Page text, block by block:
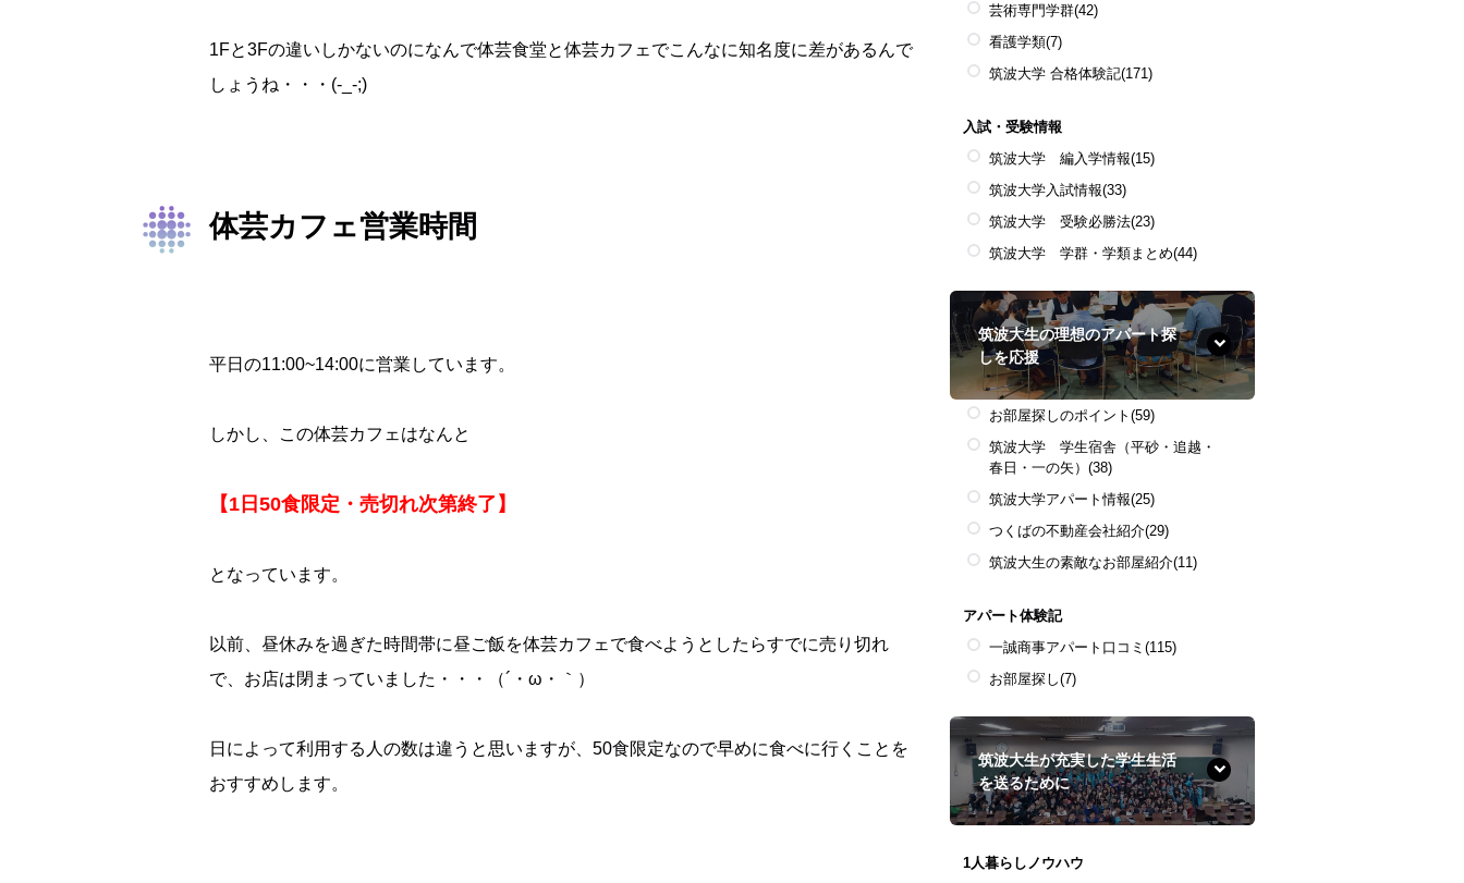
1Fと3Fの違いしかないのになんで体芸食堂と体芸カフェでこんなに知名度に差があるんで
しょうね・・・(-_-;)
体芸カフェ営業時間
平日の11:00~14:00に営業しています。
しかし、この体芸カフェはなんと
【1日50食限定・売切れ次第終了】
となっています。
以前、昼休みを過ぎた時間帯に昼ご飯を体芸カフェで食べようとしたらすでに売り切れ
で、お店は閉まっていました・・・（´・ω・｀）
日によって利用する人の数は違うと思いますが、50食限定なので早めに食べに行くことを
おすすめします。
芸術専門学群(42)
看護学類(7)
筑波大学 合格体験記(171)
入試・受験情報
筑波大学 編入学情報(15)
筑波大学入試情報(33)
筑波大学 受験必勝法(23)
筑波大学 学群・学類まとめ(44)
筑波大生の理想のアパート探
しを応援
お部屋探しのポイント (59)
筑波大学 学生宿舎（平砂・追越・
春日・一の矢） (38)
筑波大学アパート情報(25)
つくばの不動産会社紹介(29)
筑波大生の素敵なお部屋紹介(11)
アパート体験記
一誠商事アパート口コミ (115)
お部屋探し(7)
筑波大生が充実した学生生活
を送るために
1人暮らしノウハウ